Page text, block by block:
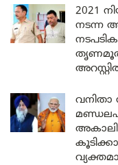
2021
നടന്ന